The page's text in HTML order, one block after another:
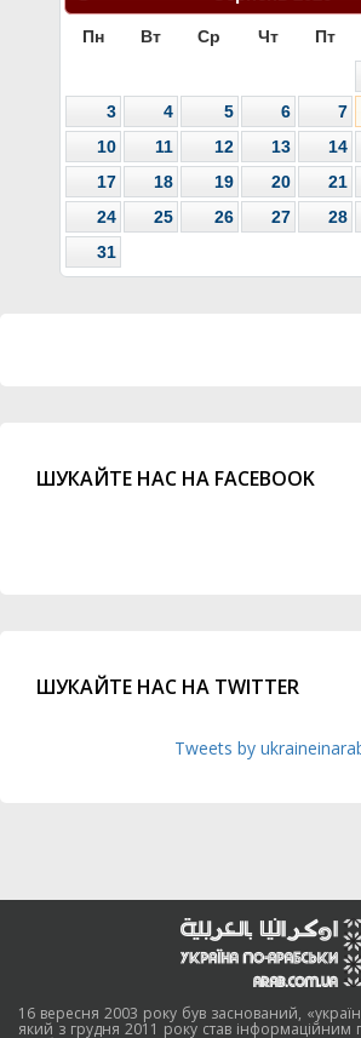
Пн Вт Ср Чт Пт
3
4 5 6 7
10
11 12 13 14
17
18 19 20 21
24
25 26 27 28
31
ШУКАЙТЕ НАС НА FACEBOOK
ШУКАЙТЕ НАС НА TWITTER
Tweets by
16 вересня 2003 року був заснований,
який з грудня 2011 року став інформаційним